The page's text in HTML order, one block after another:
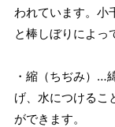
われています。小
と棒しぼりによっ
・縮（ちぢみ）…
げ、水につけるこ
ができます。